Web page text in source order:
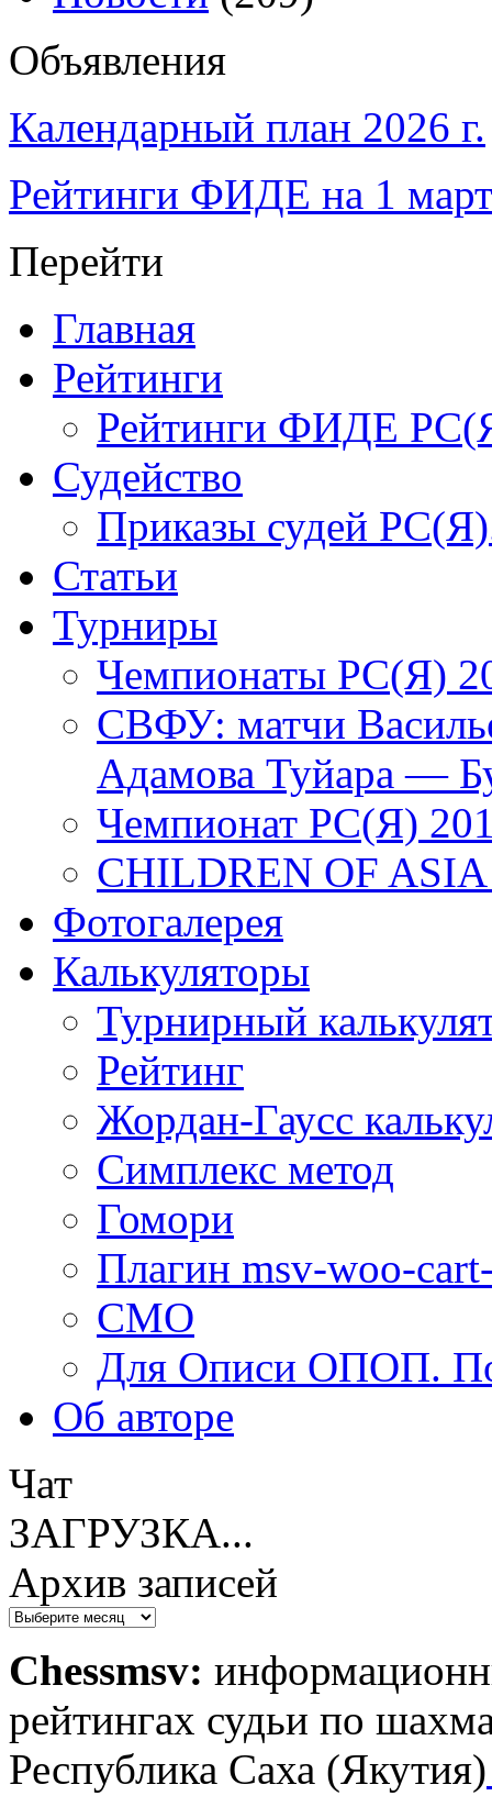
Объявления
Календарный план 2026 г.
Рейтинги ФИДЕ на 1
Перейти
Главная
Рейтинги
Рейтинги ФИДЕ
Судейство
Приказы судей
Статьи
Турниры
Чемпионаты РС(Я)
СВФУ: матчи
Адамова Туйара —
Чемпионат РС(Я)
CHILDREN OF
Фотогалерея
Калькуляторы
Турнирный
Рейтинг
Жордан-Гаусс
Симплекс метод
Гомори
Плагин msv-woo-
СМО
Для Описи ОПОП.
Об авторe
Чат
ЗАГРУЗКА...
Архив записей
Архив
Chessmsv:
рейтингах судьи по
Республика Саха (Якутия)